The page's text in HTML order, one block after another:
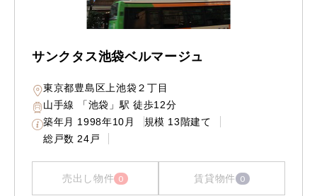
サンクタス池袋ベルマージュ
東京都豊島区上池袋２丁目
山手線 「池袋」駅 徒歩12分
築年月 1998年10月 規模 13階建て
総戸数 24戸
売出し物件 0 賃貸物件 0